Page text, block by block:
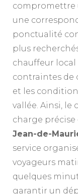
compromettre
une
ponctualité
plus
chauffeur
contraintes de
et les
vallée. Ainsi, le
charge précise
Jean-de-
service
voyageurs
quelques
garantir un